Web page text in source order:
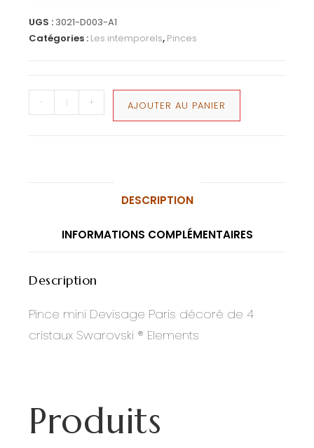
UGS : 3021-D003-A1
Catégories : Les intemporels, Pinces
- + AJOUTER AU PANIER
DESCRIPTION
INFORMATIONS COMPLÉMENTAIRES
Description
Pince mini Devisage Paris décoré de 4
cristaux Swarovski ® Elements
Produits